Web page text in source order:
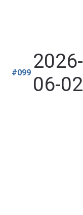
#099 2026-
06-02